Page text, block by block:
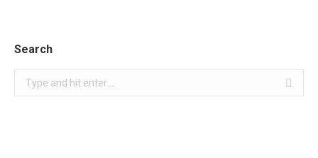
Search
Search: